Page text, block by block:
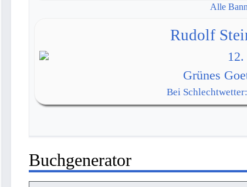
Alle
Rudolf
Grünes
Bei
Buchgenerator